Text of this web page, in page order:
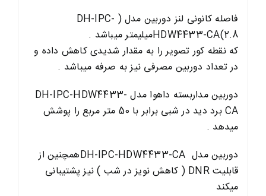
فاصله کانونی لنز دوربین مدل ( DH-IPC-
HDW4433-CA(2.8میلیمتر میباشد .
که نقطه کور تصویر را به مقدار شدیدی کاهش داده و
در تعداد دوربین مصرفی نیز به صرفه میباشد .
دوربین مداربسته داهوا مدل DH-IPC-HDW4433-
CA برد دید در شبی برابر با 50 متر مربع را پوشش
میدهد .
دوربین مدل DH-IPC-HDW4433-CAهمچنین از
قابلیت DNR ( کاهش نویز در شب ) نیز پشتیبانی
میکند